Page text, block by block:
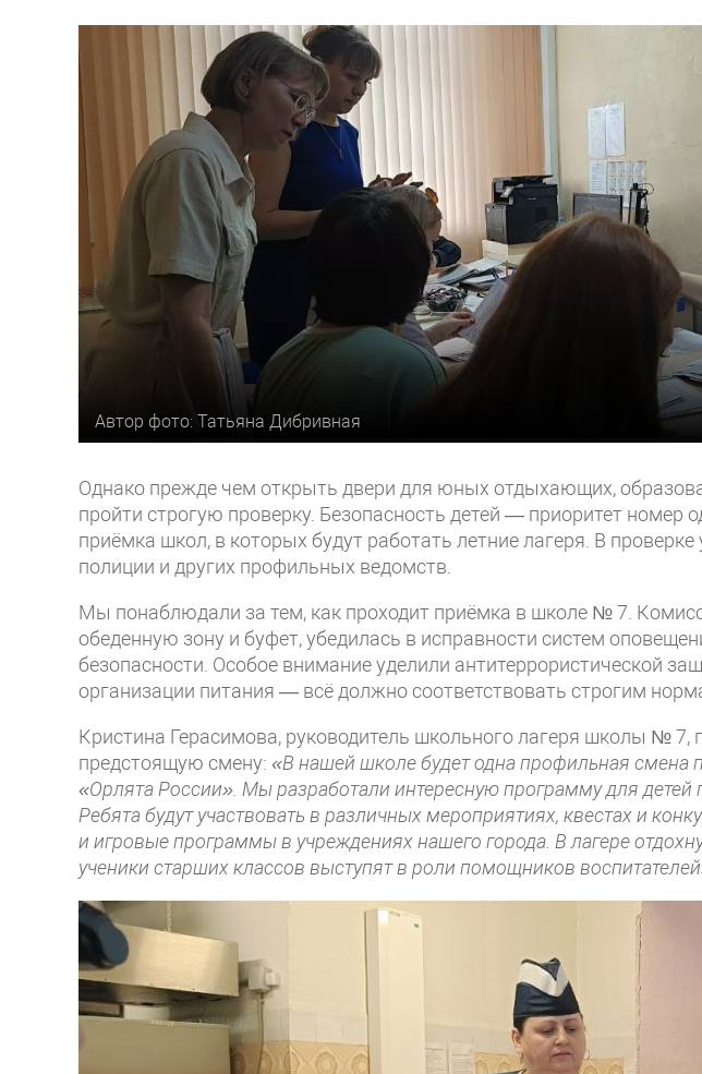
Автор фото: Татьяна Дибривная
Однако прежде чем открыть двери для юных отдыхающих,
пройти строгую проверку. Безопасность детей — приоритет номер
приёмка школ, в которых будут работать летние лагеря. В
полиции и других профильных ведомств.
Мы понаблюдали за тем, как проходит приёмка в школе № 7.
обеденную зону и буфет, убедилась в исправности систем
безопасности. Особое внимание уделили антитеррористической
организации питания — всё должно соответствовать строгим
Кристина Герасимова, руководитель школьного лагеря школы № 7,
предстоящую смену: «В нашей школе будет одна профильная
«Орлята России». Мы разработали интересную программу для детей
Ребята будут участвовать в различных мероприятиях, квестах и
и игровые программы в учреждениях нашего города. В лагере
ученики старших классов выступят в роли помощников